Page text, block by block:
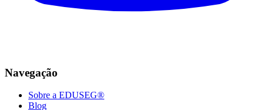
Navegação
Sobre a EDUSEG®
Blog